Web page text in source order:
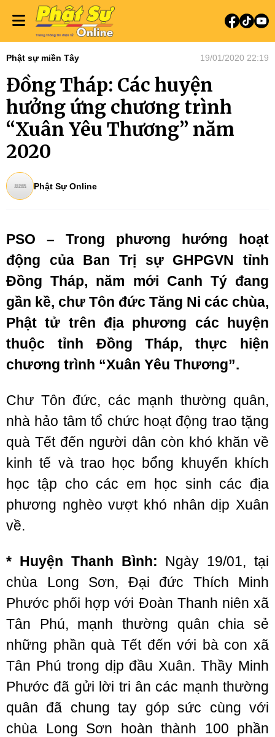
Phật sự miền Tây 19/01/2020 22:19
Đồng Tháp: Các huyện
hưởng ứng chương trình
“Xuân Yêu Thương” năm
2020
Phật Sự Online
PSO – Trong phương hướng hoạt
động của Ban Trị sự GHPGVN tỉnh
Đồng Tháp, năm mới Canh Tý đang
gần kề, chư Tôn đức Tăng Ni các chùa,
Phật tử trên địa phương các huyện
thuộc tỉnh Đồng Tháp, thực hiện
chương trình “Xuân Yêu Thương”.
Chư Tôn đức, các mạnh thường quân,
nhà hảo tâm tổ chức hoạt động trao tặng
quà Tết đến người dân còn khó khăn về
kinh tế và trao học bổng khuyến khích
học tập cho các em học sinh các địa
phương nghèo vượt khó nhân dịp Xuân
về.
* Huyện Thanh Bình: Ngày 19/01, tại
chùa Long Sơn, Đại đức Thích Minh
Phước phối hợp với Đoàn Thanh niên xã
Tân Phú, mạnh thường quân chia sẻ
những phần quà Tết đến với bà con xã
Tân Phú trong dịp đầu Xuân. Thầy Minh
Phước đã gửi lời tri ân các mạnh thường
quân đã chung tay góp sức cùng với
chùa Long Sơn hoàn thành 100 phần